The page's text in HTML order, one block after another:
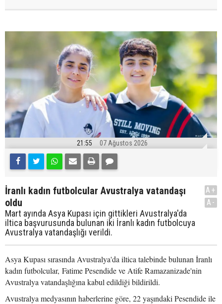
21:55 07 Ağustos 2026
İranlı kadın futbolcular Avustralya vatandaşı
oldu
Mart ayında Asya Kupası için gittikleri Avustralya'da
iltica başvurusunda bulunan iki İranlı kadın futbolcuya
Avustralya vatandaşlığı verildi.
A+
A-
Asya Kupası sırasında Avustralya'da iltica talebinde bulunan İranlı
kadın futbolcular, Fatime Pesendide ve Atife Ramazanizade'nin
Avustralya vatandaşlığına kabul edildiği bildirildi.
Avustralya medyasının haberlerine göre, 22 yaşındaki Pesendide ile